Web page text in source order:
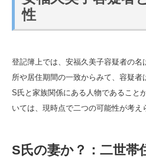
性
登記簿上では、安福久美子容疑者の名
所や居住期間の一致からみて、容疑
S氏と家族関係にある人物であること
いては、現時点で二つの可能性が考え
S氏の妻か？：二世帯